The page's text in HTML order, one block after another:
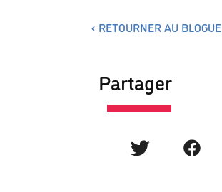
RETOURNER AU BLOGUE
Partager